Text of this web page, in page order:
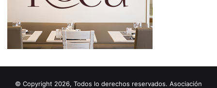
© Copyright 2026, Todos lo derechos reservados. Asociación